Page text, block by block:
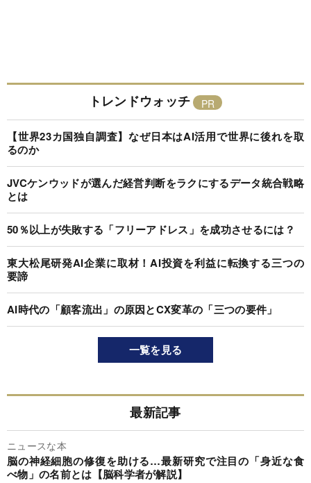
トレンドウォッチ
【世界23カ国独自調査】なぜ日本はAI活用で世界に後れを取
るのか
JVCケンウッドが選んだ経営判断をラクにするデータ統合戦略
とは
50％以上が失敗する「フリーアドレス」を成功させるには？
東大松尾研発AI企業に取材！AI投資を利益に転換する三つの
要諦
AI時代の「顧客流出」の原因とCX変革の「三つの要件」
一覧を見る
最新記事
ニュースな本
脳の神経細胞の修復を助ける…最新研究で注目の「身近な食
べ物」の名前とは【脳科学者が解説】